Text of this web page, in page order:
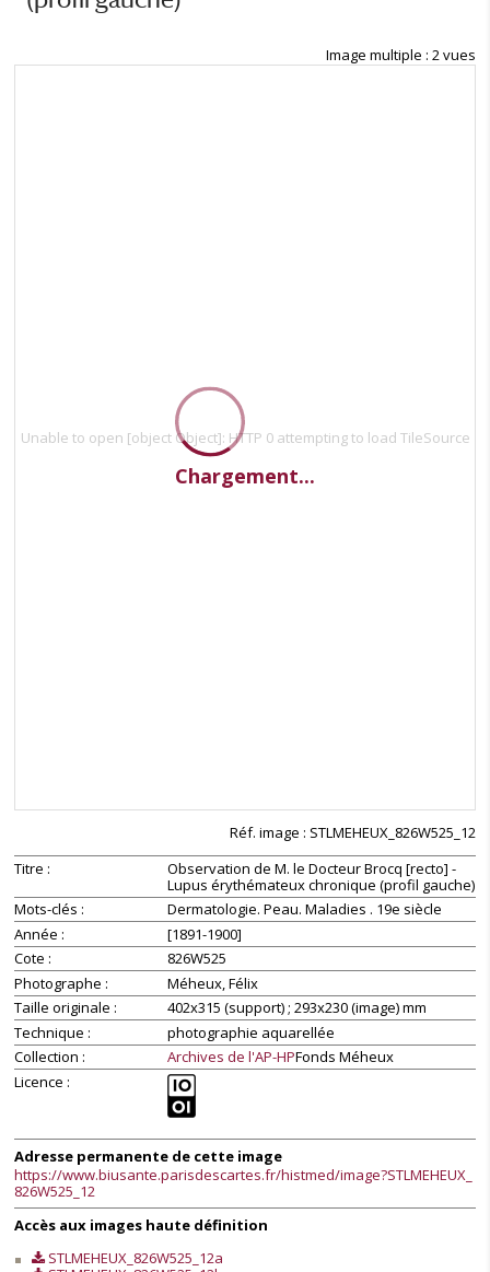
Image multiple : 2 vues
open [object
attempting to
load
TileSource
open [object
Object]: HTTP 0
attempting to
load
TileSource
Unable to open [object Object]: HTTP 0 attempting to load TileSource
Chargement...
Réf. image : STLMEHEUX_826W525_12
Titre
Observation de M. le Docteur Brocq [recto] -
Lupus érythémateux chronique (profil gauche)
Mots-clés
Dermatologie. Peau. Maladies . 19e siècle
Année
[1891-1900]
Cote
826W525
Photographe
Méheux, Félix
Taille originale
402x315 (support) ; 293x230 (image) mm
Technique
photographie aquarellée
Collection
Archives de l'AP-HPFonds Méheux
Licence
Adresse permanente de cette image
https://www.biusante.parisdescartes.fr/histmed/image?STLMEHEUX_
826W525_12
Accès aux images haute définition
STLMEHEUX_826W525_12a